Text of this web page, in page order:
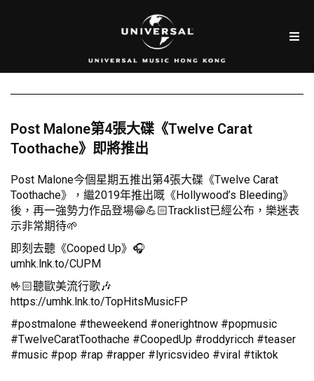
Post Malone第4張大碟《Twelve Carat
Toothache》即將推出
Post Malone今個星期五推出第4張大碟《Twelve Carat
Toothache》，繼2019年推出嘅《Hollywood’s Bleeding》
後，再一強勢力作品登場😁💪🏻Tracklist已經公布，樂迷表
示非常期待🌱
即刻去聽《Cooped Up》🎧
umhk.lnk.to/CUPM
🤟🏻聽歐美流行歌🎶
https://umhk.lnk.to/TopHitsMusicFP
#postmalone #theweekend #onerightnow #popmusic
#TwelveCaratToothache #CoopedUp #roddyricch #teaser
#music #pop #rap #rapper #lyricsvideo #viral #tiktok